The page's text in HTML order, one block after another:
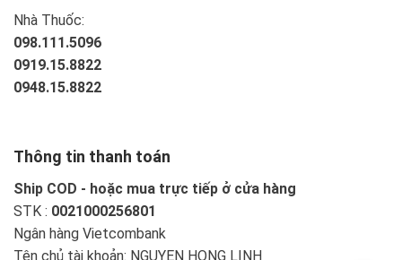
Nhà Thuốc:
098.111.5096
0919.15.8822
0948.15.8822
Thông tin thanh toán
Ship COD - hoặc mua trực tiếp ở cửa hàng
STK : 0021000256801
Ngân hàng Vietcombank
Tên chủ tài khoản: NGUYEN HONG LINH